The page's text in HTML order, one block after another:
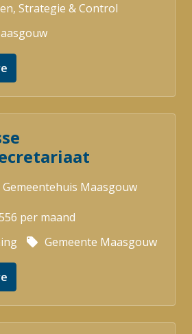
Strategie & Control
Gemeentehuis Maasgouw
per maand
Gemeente Maasgouw